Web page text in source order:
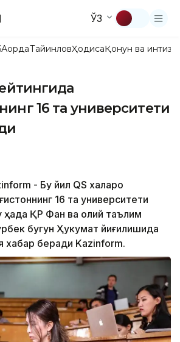
ЎЗ
АқордаТайинловҲодисаҚонун ва
16 та университети
- Бу йил QS халқаро
16 та университети
ҚР Фан ва олий таълим
бугун Ҳукумат йиғилишида
хабар беради Kazinform.